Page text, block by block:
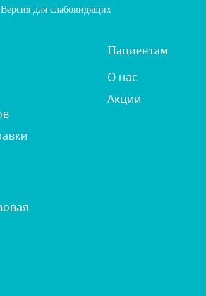
Версия для слабовидящих
Пациентам
О нас
Акции